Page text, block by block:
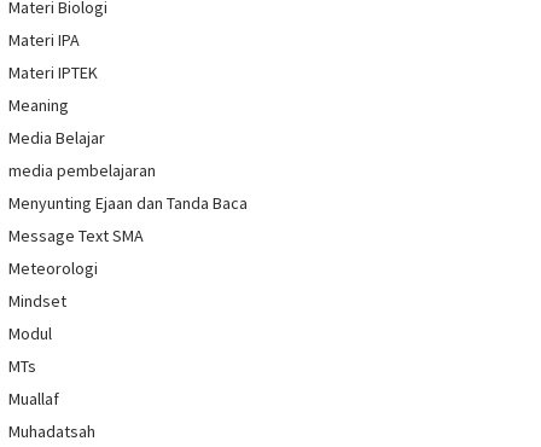
Materi Biologi
Materi IPA
Materi IPTEK
Meaning
Media Belajar
media pembelajaran
Menyunting Ejaan dan Tanda Baca
Message Text SMA
Meteorologi
Mindset
Modul
MTs
Muallaf
Muhadatsah